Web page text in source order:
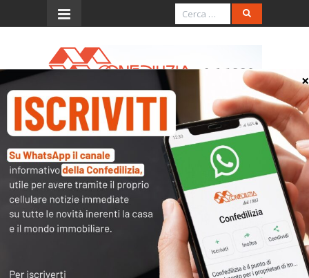
Menu
Edilizia residenziale
pubblica, assegnazione e
rilascio
A dirimere un importante contrasto a
proposito di edilizia popolare ed
economica, è intervenuta (sent. n.
24148/’17, inedita) la Cassazione a